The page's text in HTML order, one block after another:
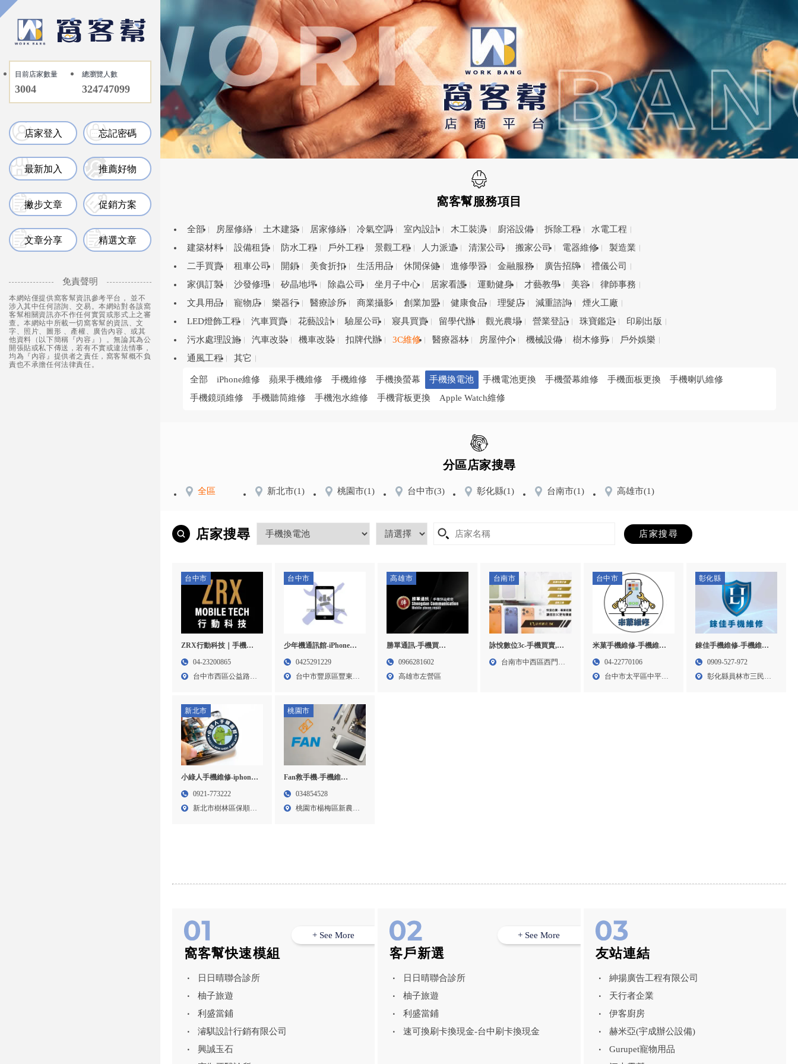
目前店家數量
3004
總瀏覽人數
324747099
店家登入 忘記密碼
最新加入 推薦好物
撇步文章 促銷方案
文章分享 精選文章
免責聲明
本網站僅提供窩客幫資訊參考平台， 並不
涉入其中任何諮詢、交易。本網站對各該窩
客幫相關資訊亦不作任何實質或形式上之審
查。本網站中所載一切窩客幫的資訊、文
字、照片、圖形 、產權、廣告內容、或其
他資料（以下簡稱『內容』）。無論其為公
開張貼或私下傳送，若有不實或違法情事，
均為『內容』提供者之責任，窩客幫概不負
責也不承擔任何法律責任。
窩客幫服務項目
全部 房屋修繕 土木建築 居家修繕 冷氣空調 室內設計 木工裝潢 廚浴設備 拆除工程
水電工程
建築材料
設備租賃 防水工程 戶外工程 景觀工程 人力派遣 清潔公司 搬家公司 電器維修
製造業
二手買賣
租車公司 開鎖 美食折扣 生活用品 休閒保健 進修學習 金融服務 廣告招牌
禮儀公司
家俱訂製
沙發修理 矽晶地坪 除蟲公司 坐月子中心 居家看護 運動健身 才藝教學 美容
律師事務
文具用品
寵物店 樂器行 醫療診所 商業攝影 創業加盟 健康食品 理髮店 減重諮詢
煙火工廠
LED燈飾工程
汽車買賣 花藝設計 驗屋公司 寢具買賣 留學代辦 觀光農場 營業登記 珠寶鑑定
印刷出版
污水處理設施
汽車改裝 機車改裝 扣牌代辦 3C維修 醫療器材 房屋仲介 機械設備 樹木修剪
戶外娛樂
通風工程
其它
全部 iPhone維修 蘋果手機維修 手機維修 手機換螢幕 手機換電池 手機電池更換 手機螢幕維修 手機面板更換
手機喇叭維修
手機鏡頭維修
手機聽筒維修 手機泡水維修 手機背板更換 Apple Watch維修
分區店家搜尋
全區 新北市(1) 桃園市(1) 台中市(3) 彰化縣(1) 台南市(1) 高雄市(1)
店家搜尋
台中市
ZRX行動科技｜手機買
賣,手機維修,台中手機買
04-23200865
台中市西區公益路
台中市
少年機通訊館-iPhone買
賣,iPhone維修, iPhone收
iPhone買賣,豐原iPhone維
0425291229
台中市豐原區豐東路
高雄市
勝單通訊-手機買
賣,iphone買賣, iphone手
雄iphone買賣,左營區手
0966281602
高雄市左營區
台南市
詠悅數位3c-手機買賣,手
機收購,iphone維修,台南
台南市中西區西門路
台中市
米菓手機維修-手機維
修,iPhone維修,手機現場
iPhone維修,太平手機維
04-22770106
台中市太平區中平路
彰化縣
錸佳手機維修-手機維
修,iphone維修,iphone手
林手機維修
0909-527-972
彰化縣員林市三民街
新北市
小綠人手機維修-iphone
維修,台北iphone維修,樹
0921-773222
新北市樹林區保順街
桃園市
Fan救手機-手機維
修,iphone維修,桃園
034854528
桃園市楊梅區新農街
窩客幫快速模組
日日晴聯合診所
柚子旅遊
利盛當鋪
濬騏設計行銷有限公司
興誠玉石
+ See More
客戶新選
日日晴聯合診所
柚子旅遊
利盛當鋪
速可換刷卡換現金-台中刷卡換現金
+ See More
友站連結
紳揚廣告工程有限公司
天行者企業
伊客廚房
赫米亞(宇成辦公設備)
Gurupet寵物用品